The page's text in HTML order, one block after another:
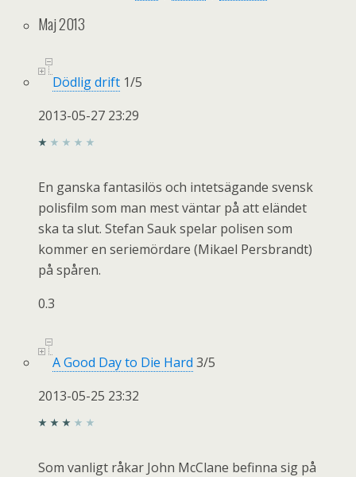
Maj 2013
Dödlig drift 1/5
2013-05-27 23:29
En ganska fantasilös och intetsägande svensk
polisfilm som man mest väntar på att eländet
ska ta slut. Stefan Sauk spelar polisen som
kommer en seriemördare (Mikael Persbrandt)
på spåren.
0.3
A Good Day to Die Hard 3/5
2013-05-25 23:32
Som vanligt råkar John McClane befinna sig på